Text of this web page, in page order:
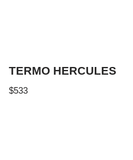
TERMO HERCULES
$533